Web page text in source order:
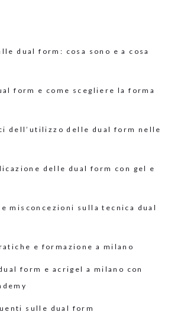
dual form: cosa sono e a cosa
form e come scegliere la forma
dell’utilizzo delle dual form nelle
delle dual form con gel e
misconcezioni sulla tecnica dual
e formazione a milano
form e acrigel a milano con
sulle dual form